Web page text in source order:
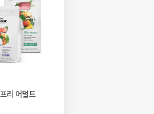
리 어덜트